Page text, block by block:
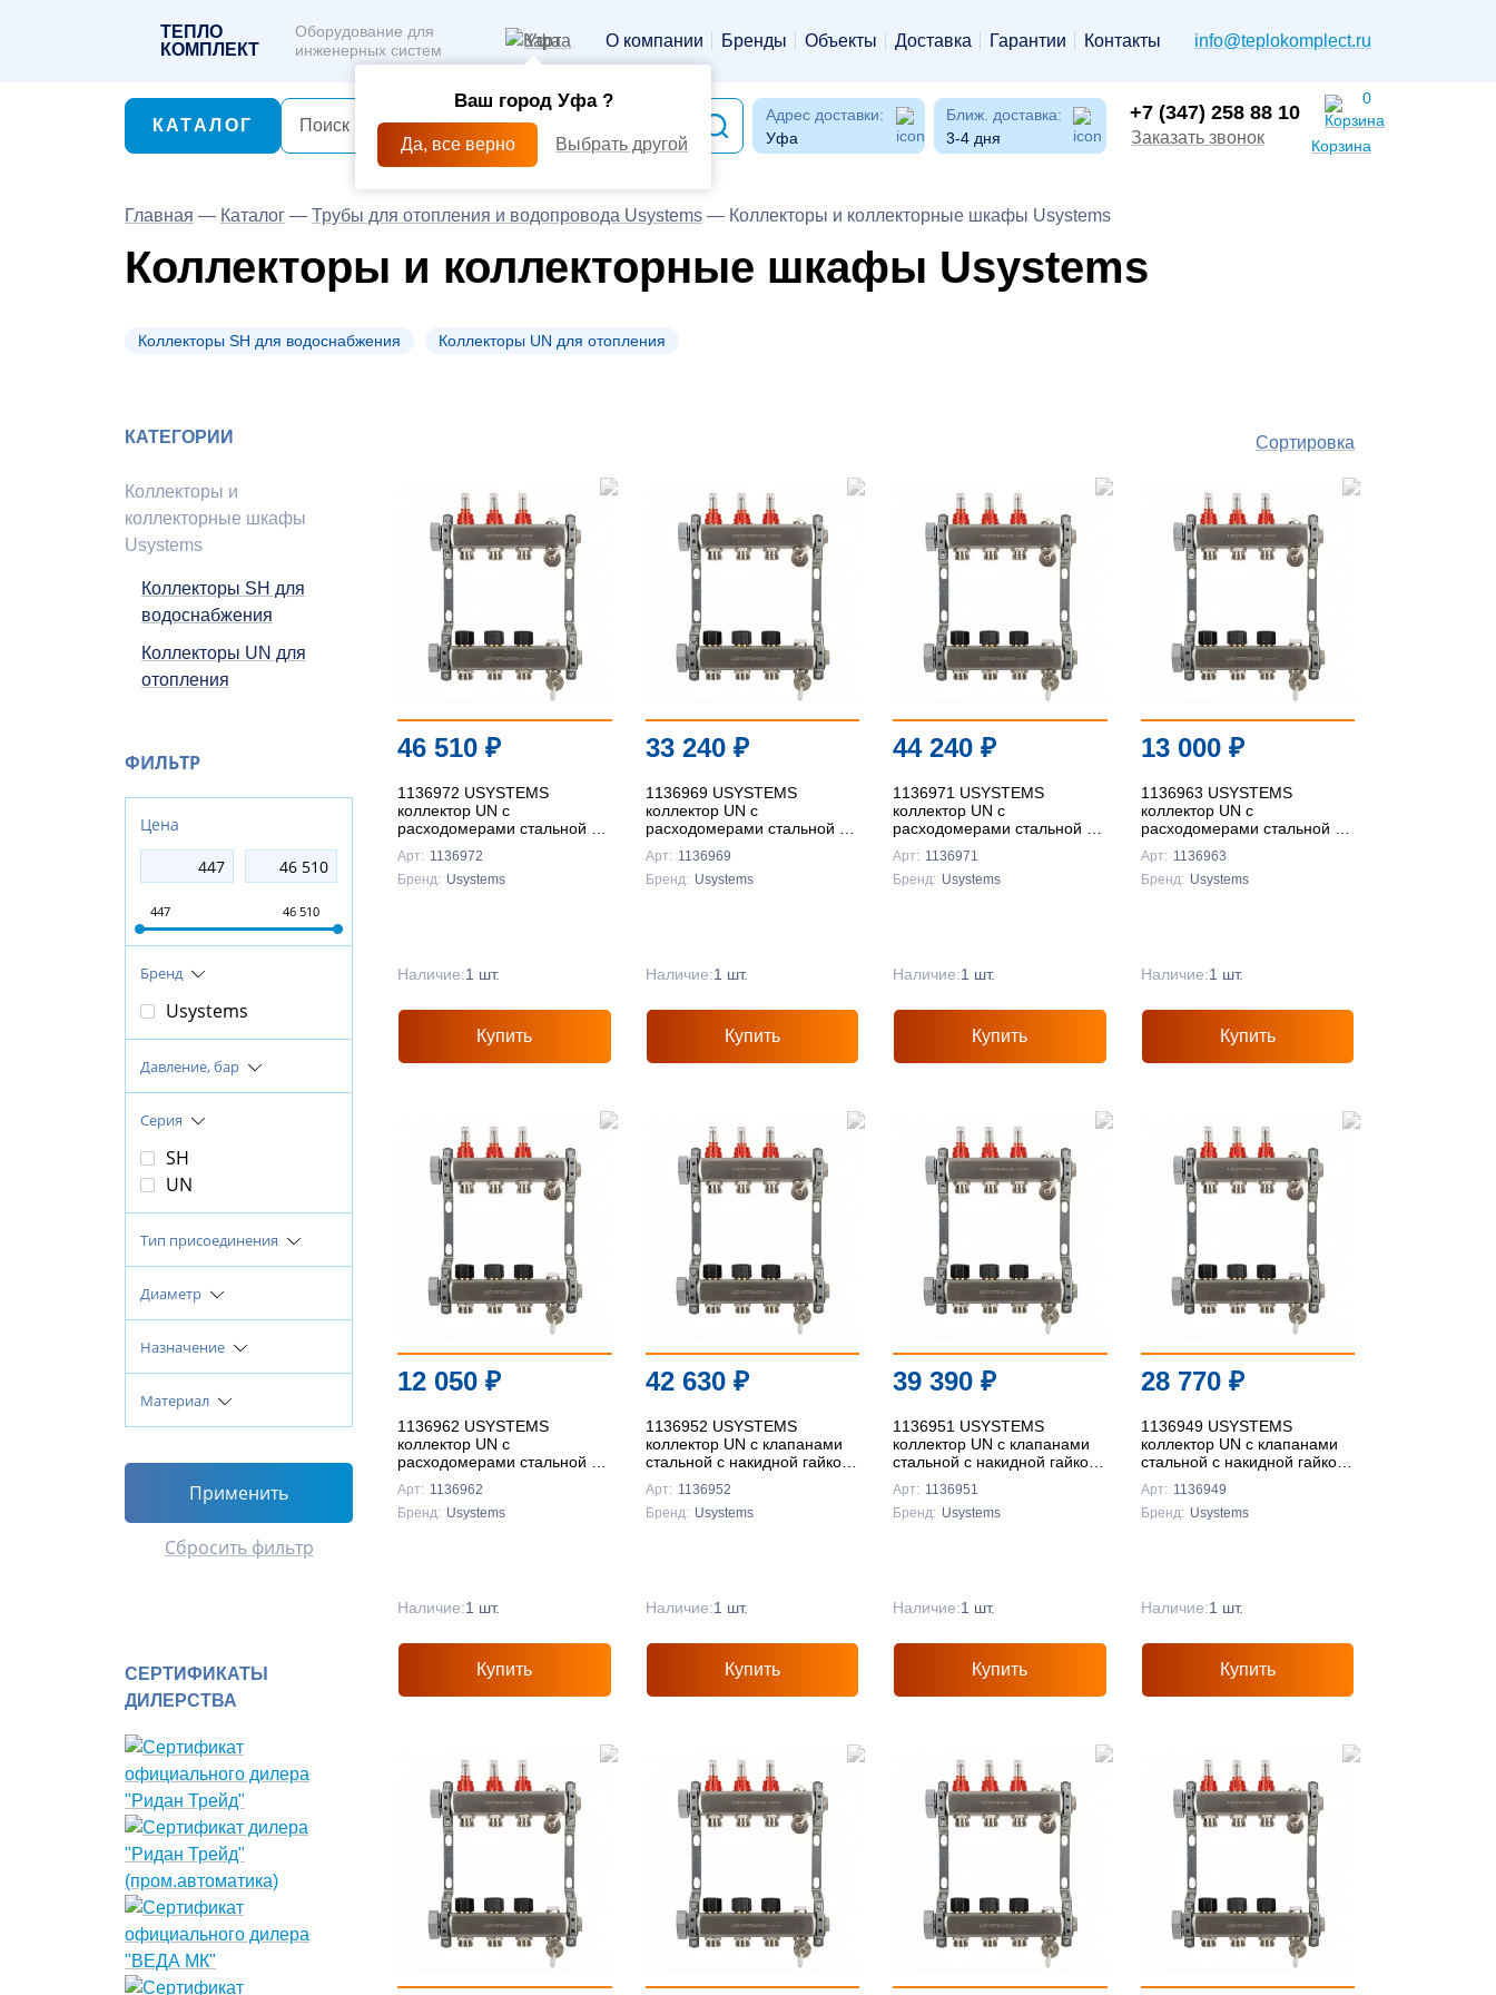
ТЕПЛО
КОМПЛЕКТ
Оборудование для
инженерных систем
Уфа
Ваш город Уфа ?
Да, все верно Выбрать другой
О компании Бренды Объекты Доставка Гарантии Контакты info@teplokomplect.ru
КАТАЛОГ
Адрес доставки:
Уфа
Ближ. доставка:
3-4 дня
+7 (347) 258 88 10
Заказать звонок Корзина
0
Главная — Каталог — Трубы для отопления и водопровода Usystems — Коллекторы и коллекторные шкафы Usystems
Коллекторы и коллекторные шкафы Usystems
Коллекторы SH для водоснабжения Коллекторы UN для отопления
КАТЕГОРИИ
Коллекторы и
коллекторные шкафы
Usystems
Коллекторы SH для
водоснабжения
Коллекторы UN для
отопления
ФИЛЬТР
Цена
447 46 510
Бренд
Usystems
Давление, бар
Серия
SH
UN
Тип присоединения
Диаметр
Назначение
Материал
Применить
Сбросить фильтр
СЕРТИФИКАТЫ
ДИЛЕРСТВА
Сортировка
По
популярности
По цене ↓
По названию ↑
46 510 ₽
1136972 USYSTEMS
коллектор UN с
расходомерами стальной с
12x3/4 Евроконус '1Ф
Арт: 1136972
Бренд: Usystems
Наличие:1 шт.
Купить
33 240 ₽
1136969 USYSTEMS
коллектор UN с
расходомерами стальной с
9x3/4 Евроконус '1Ф
Арт: 1136969
Бренд: Usystems
Наличие:1 шт.
Купить
44 240 ₽
1136971 USYSTEMS
коллектор UN с
расходомерами стальной с
11x3/4 Евроконус '1И
Арт: 1136971
Бренд: Usystems
Наличие:1 шт.
Купить
13 000 ₽
1136963 USYSTEMS
коллектор UN с
расходомерами стальной с
3x3/4 Евроконус '1И
Арт: 1136963
Бренд: Usystems
Наличие:1 шт.
Купить
12 050 ₽
1136962 USYSTEMS
коллектор UN с
расходомерами стальной с
2x3/4 Евроконус '1И
Арт: 1136962
Бренд: Usystems
Наличие:1 шт.
Купить
42 630 ₽
1136952 USYSTEMS
коллектор UN с клапанами
стальной с накидной гайкой,
'1И
Арт: 1136952
Бренд: Usystems
Наличие:1 шт.
Купить
39 390 ₽
1136951 USYSTEMS
коллектор UN с клапанами
стальной с накидной гайкой,
'1И
Арт: 1136951
Бренд: Usystems
Наличие:1 шт.
Купить
28 770 ₽
1136949 USYSTEMS
коллектор UN с клапанами
стальной с накидной гайкой,
Арт: 1136949
Бренд: Usystems
Наличие:1 шт.
Купить